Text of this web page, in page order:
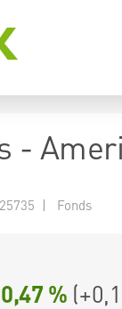
-
| Fonds
% (